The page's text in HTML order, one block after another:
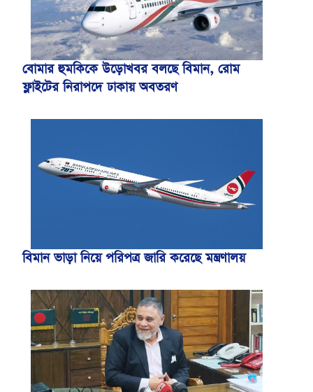
বোমার হুমকিকে উড়োখবর বলছে বিমান, রোম
ফ্লাইটের নিরাপদে ঢাকায় অবতরণ
বিমান ভাড়া নিয়ে পরিপত্র জারি করেছে মন্ত্রণালয়